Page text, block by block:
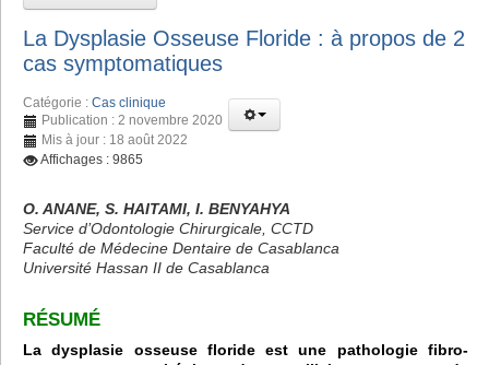
La Dysplasie Osseuse Floride : à propos de 2
cas symptomatiques
Catégorie : Cas clinique
Publication : 2 novembre 2020
Mis à jour : 18 août 2022
Affichages : 9865
O. ANANE, S. HAITAMI, I. BENYAHYA
Service d’Odontologie Chirurgicale, CCTD
Faculté de Médecine Dentaire de Casablanca
Université Hassan II de Casablanca
RÉSUMÉ
La dysplasie osseuse floride est une pathologie fibro-